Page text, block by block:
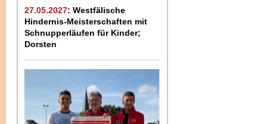
27.05.2027: Westfälische
Hindernis-Meisterschaften mit
Schnupperläufen für Kinder;
Dorsten